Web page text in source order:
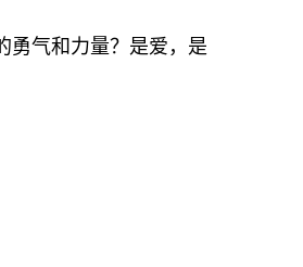
勇气和力量？是爱，是